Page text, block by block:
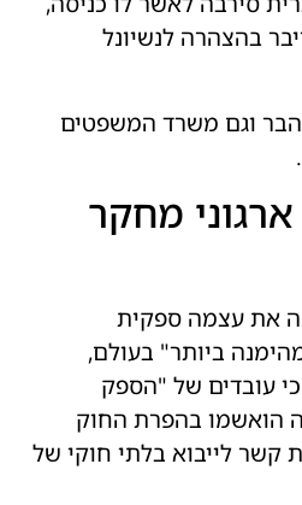
בהצהרה לנשיונל
הבר וגם משרד המשפטים
מחקר
את עצמה ספקית
ביותר" בעולם,
עובדים של "הספק
הואשמו בהפרת החוק
קשר לייבוא בלתי חוקי של